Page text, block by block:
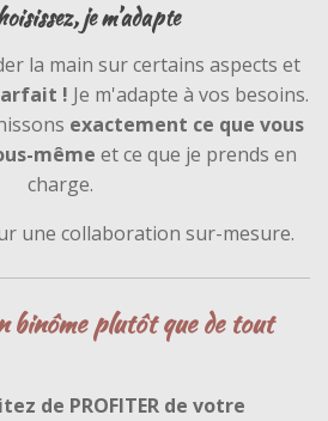
je m’adapte
la main sur certains aspects et
! Je m'adapte à vos besoins.
exactement ce que vous
même et ce que je prends en
charge.
une collaboration sur-mesure.
binôme plutôt que de tout
de PROFITER de votre